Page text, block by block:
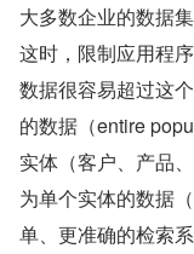
大多数企业的数据
这时，限制应用程
数据很容易超过这
的数据（entire
实体（客户、产品
为单个实体的数据
单、更准确的检索